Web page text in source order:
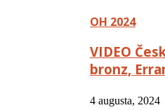
OH 2024
VIDEO
bronz,
4 augusta, 2024